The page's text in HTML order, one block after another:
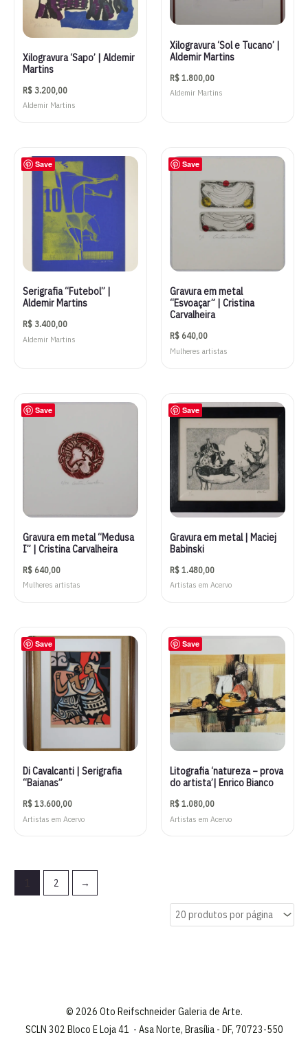
Xilogravura ‘Sapo’ | Aldemir
Martins
R$ 3.200,00
Aldemir Martins
Xilogravura ‘Sol e Tucano’ |
Aldemir Martins
R$1.800,00
Aldemir Martins
Save
Serigrafia “Futebol” |
Aldemir Martins
R$ 3.400,00
Aldemir Martins
Save
Gravura em metal
“Esvoaçar” | Cristina
Carvalheira
R$ 640,00
Mulheres artistas
Save
Gravura em metal “Medusa
I” | Cristina Carvalheira
R$ 640,00
Mulheres artistas
Save
Gravura em metal | Maciej
Babinski
R$1.480,00
Artistas em Acervo
Save
Di Cavalcanti | Serigrafia
“Baianas”
R$13.600,00
Artistas em Acervo
Save
Litografia ‘natureza – prova
do artista’| Enrico Bianco
R$1.080,00
Artistas em Acervo
2 →
© 2026 Oto Reifschneider Galeria de Arte.
SCLN 302 Bloco E Loja 41 - Asa Norte, Brasília - DF, 70723-550